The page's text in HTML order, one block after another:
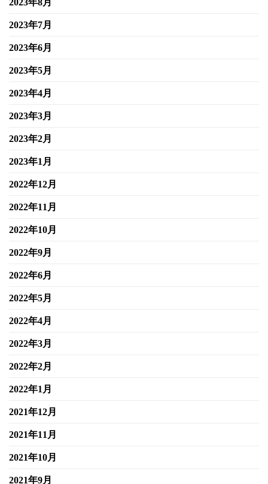
2023年8月
2023年7月
2023年6月
2023年5月
2023年4月
2023年3月
2023年2月
2023年1月
2022年12月
2022年11月
2022年10月
2022年9月
2022年6月
2022年5月
2022年4月
2022年3月
2022年2月
2022年1月
2021年12月
2021年11月
2021年10月
2021年9月